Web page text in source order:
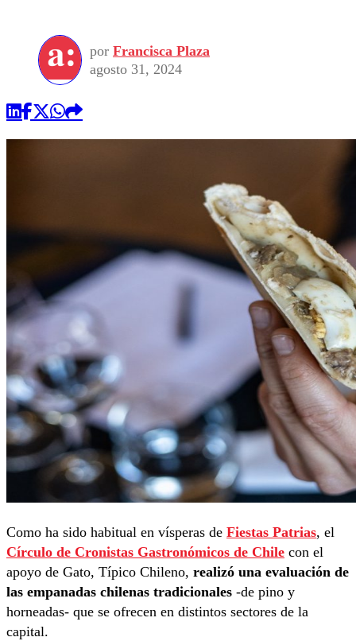
por Francisca Plaza
agosto 31, 2024
Como ha sido habitual en vísperas de Fiestas Patrias, el
Círculo de Cronistas Gastronómicos de Chile con el
apoyo de Gato, Típico Chileno, realizó una evaluación de
las empanadas chilenas tradicionales -de pino y
horneadas- que se ofrecen en distintos sectores de la
capital.